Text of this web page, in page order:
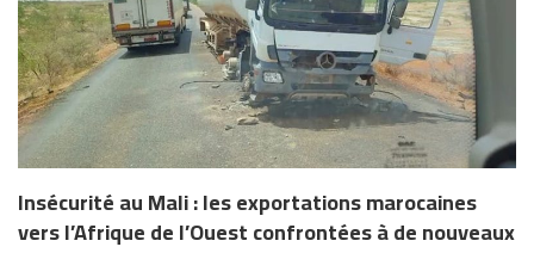
Insécurité au Mali : les exportations marocaines
vers l’Afrique de l’Ouest confrontées à de nouveaux